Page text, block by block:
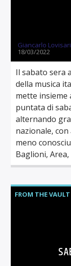
Giancarlo Lovisari
18/03/2022
Il sabato sera
della musica
mette insieme
puntata di
alternando
nazionale,
meno
Baglioni,
FROM THE VAULT